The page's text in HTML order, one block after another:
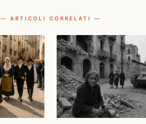
— ARTICOLI CORRELATI —